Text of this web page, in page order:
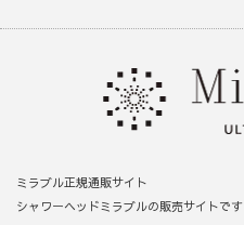
ミラブル正規通販サイト
シャワーヘッドミラブルの販売サイトです